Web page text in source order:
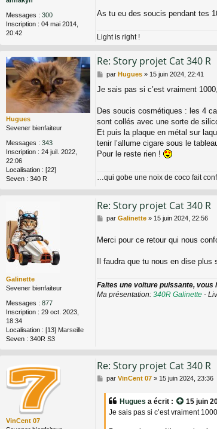
Messages : 300
Inscription : 04 mai 2014,
20:42
As tu eu des soucis pendant tes
Light is right !
Hugues
Sevener bienfaiteur
Messages : 343
Inscription : 24 juil. 2022,
22:06
Localisation : [22]
Seven : 340 R
Re: Story projet Cat 340 R
M
s
a
par Hugues» 15 juin 2024, 22:41
Je sais pas si c’est vraiment
Des soucis cosmétiques : les 4
sont collés avec une sorte de
Et puis la plaque en métal sur
tenir l’allume cigare sous le
Pour le reste rien !
…qui gobe une noix de coco fait
Galinette
Sevener bienfaiteur
Messages : 877
Inscription : 29 oct. 2023,
18:34
Localisation : [13] Marseille
Seven : 340R S3
Re: Story projet Cat 340 R
M
s
g
par Galinette» 15 juin 2024, 22:56
Merci pour ce retour qui nous
Il faudra que tu nous en dise
Faites une voiture puissante, vous
Ma présentation: 340R Galinette -
VinCent 07
Re: Story projet Cat 340 R
M
par VinCent 07» 15 juin 2024, 23:36
Hugues a écrit :
15 juin
Je sais pas si c’est vraiment